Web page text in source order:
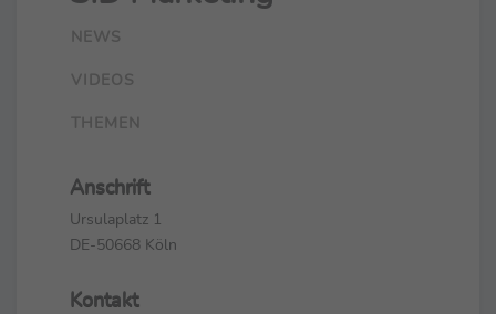
NEWS
VIDEOS
THEMEN
Anschrift
Ursulaplatz 1
DE-50668 Köln
Kontakt